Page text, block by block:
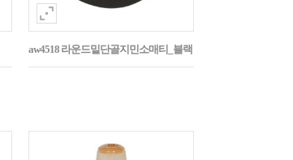
aw4518 라운드밑단골지민소매티_블랙